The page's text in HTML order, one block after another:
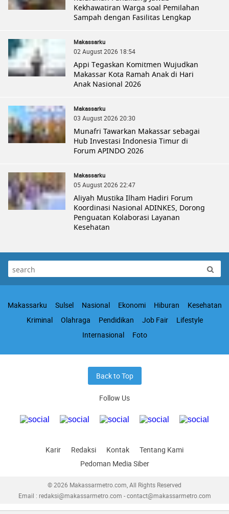
Kekhawatiran Warga soal Pemilahan
Sampah dengan Fasilitas Lengkap
Makassarku
02 August 2026 18:54
Appi Tegaskan Komitmen Wujudkan
Makassar Kota Ramah Anak di Hari
Anak Nasional 2026
Makassarku
03 August 2026 20:30
Munafri Tawarkan Makassar sebagai
Hub Investasi Indonesia Timur di
Forum APINDO 2026
Makassarku
05 August 2026 22:47
Aliyah Mustika Ilham Hadiri Forum
Koordinasi Nasional ADINKES, Dorong
Penguatan Kolaborasi Layanan
Kesehatan
Makassarku Sulsel Nasional Ekonomi Hiburan
Kesehatan
Kriminal
Olahraga Pendidikan Job Fair
Lifestyle
Internasional
Foto
Back to Top
Follow Us
Karir Redaksi Kontak
Tentang Kami
Pedoman Media Siber
© 2026 Makassarmetro.com, All Rights Reserved
Email : redaksi@makassarmetro.com - contact@makassarmetro.com